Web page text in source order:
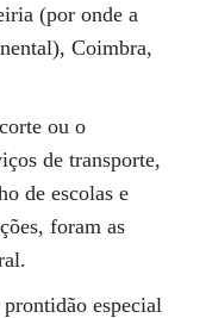
(por onde a
Coimbra,
ou o
de transporte,
de escolas e
foram as
especial